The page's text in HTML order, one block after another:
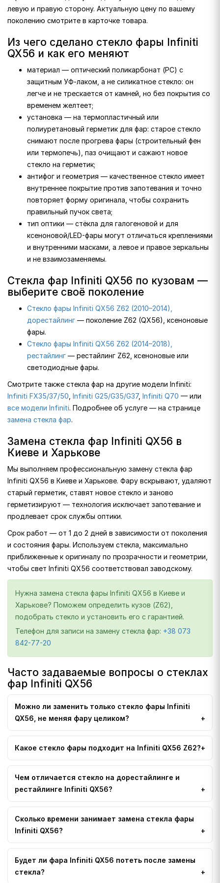
левую и правую сторону. Актуальную цену по вашему
поколению смотрите в карточке товара.
Из чего сделано стекло фары Infiniti
QX56 и как его меняют
материал — оптический поликарбонат (PC) с
защитным УФ-лаком, а не силикатное стекло: он
легче и не трескается от камней, но без покрытия со
временем желтеет;
установка — на термопластичный или
полиуретановый герметик для фар: старое стекло
снимают после прогрева фары (строительный фен
или термопечь), паз очищают и сажают новое
стекло на герметик;
антифог и геометрия — качественное стекло имеет
внутреннее покрытие против запотевания и точно
повторяет форму оригинала, чтобы сохранить
правильный пучок света;
тип оптики — стёкла для галогеновой и для
ксеноновой/LED-фары могут отличаться креплениями
и внутренними масками, а левое и правое зеркальны
и не взаимозаменяемы.
Стекла фар Infiniti QX56 по кузовам —
выберите своё поколение
Стекло фары Infiniti QX56 Z62 (2010–2014),
дорестайлинг — поколение Z62 (QX56), ксеноновые
фары.
Стекло фары Infiniti QX56 Z62 (2014–2018),
рестайлинг — рестайлинг Z62, ксеноновые или
светодиодные фары.
Смотрите также стекла фар на другие модели Infiniti:
Infiniti FX35/37/50 Infiniti G25/G35/G37, Infiniti Q70 — или
все модели Infiniti. Подробнее об услуге — на странице
замена стекла фар.
Замена стекла фар Infiniti QX56 в
Киеве и Харькове
Мы выполняем профессиональную замену стекла фар
Infiniti QX56 в Киеве и Харькове. Фару вскрывают, удаляют
старый герметик, ставят новое стекло и заново
герметизируют — технология исключает запотевание и
продлевает срок службы оптики.
Срок работ — от 1 до 2 дней в зависимости от поколения
и состояния фары. Используем стекла, максимально
приближенные к оригиналу по прозрачности и геометрии,
чтобы свет Infiniti QX56 соответствовал заводскому.
Нужна замена стекла фары Infiniti QX56 в Киеве и
Харькове? Поможем определить кузов (Z62),
подобрать стекло и установить его с гарантией.
Телефон для записи на замену стекла фар: +38 073
842-77-20
Часто задаваемые вопросы о стеклах
фар Infiniti QX56
Можно ли заменить только стекло фары Infiniti
QX56, не меняя фару целиком?
Какое стекло фары подходит на Infiniti QX56 Z62?
Чем отличается стекло на дорестайлинге и
рестайлинге Infiniti QX56?
Сколько времени занимает замена стекла фары
Infiniti QX56?
Будет ли фара Infiniti QX56 потеть после замены
стекла?